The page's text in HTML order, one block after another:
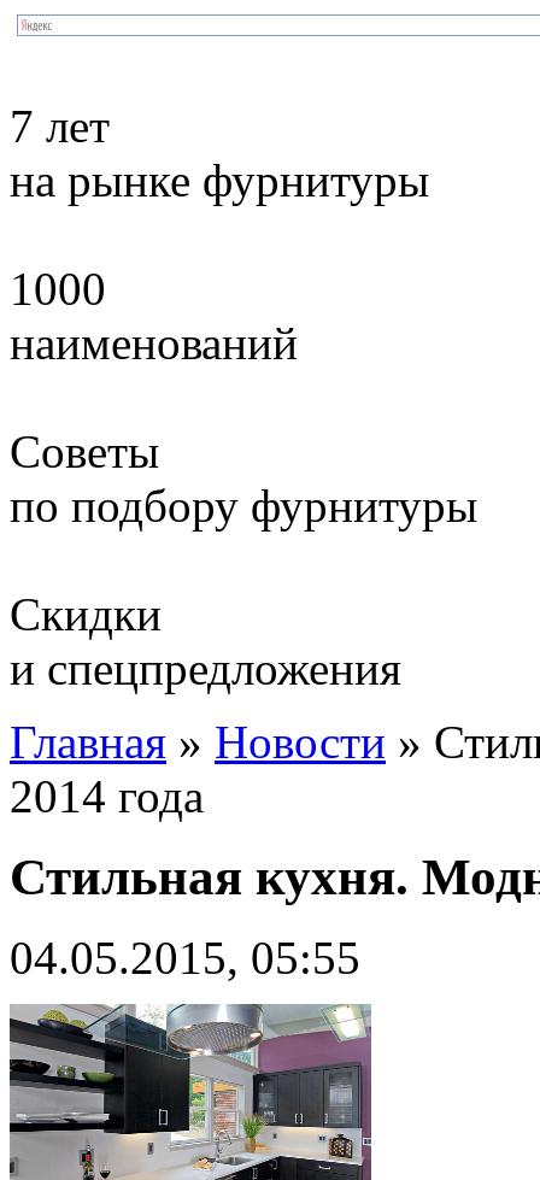
7 лет
на рынке фурнитуры
1000
наименований
Советы
по подбору фурнитуры
Скидки
и спецпредложения
Главная » Новости »
2014 года
Стильная кухня.
04.05.2015, 05:55